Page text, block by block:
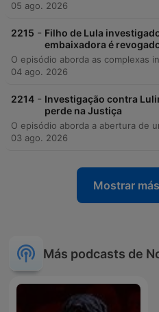
05 ago. 2026
2215 - Filho de Lula
embaixadora é
04 ago. 2026
2214 - Investigação contra
perde na Justiça
03 ago. 2026
Mostrar
Más podcasts de